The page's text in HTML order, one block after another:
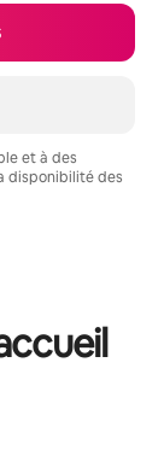
et à des
disponibilité des